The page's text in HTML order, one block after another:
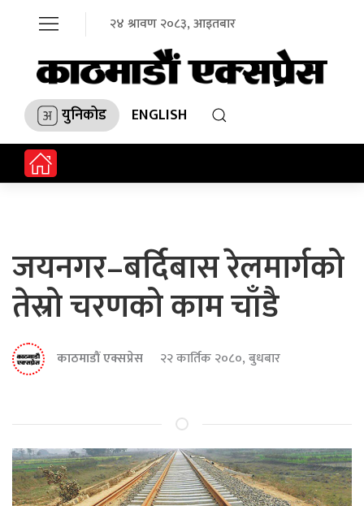
२४ श्रावण २०८३, आइतबार
युनिकोड ENGLISH
जयनगर–बर्दिबास रेलमार्गको
तेस्रो चरणको काम चाँडै
काठमाडौं एक्सप्रेस २२ कार्तिक २०८०, बुधबार